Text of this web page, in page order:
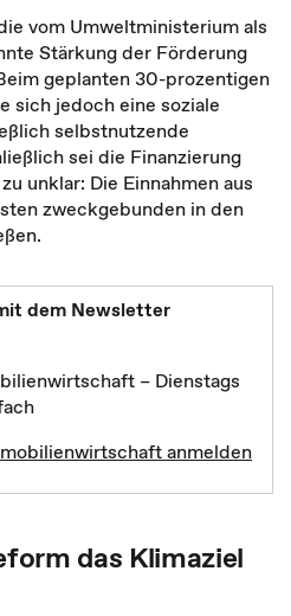
vom Umweltministerium als
Stärkung der Förderung
geplanten 30-prozentigen
sich jedoch eine soziale
selbstnutzende
sei die Finanzierung
unklar: Die Einnahmen aus
zweckgebunden in den
dem Newsletter
– Dienstags
anmelden
das Klimaziel